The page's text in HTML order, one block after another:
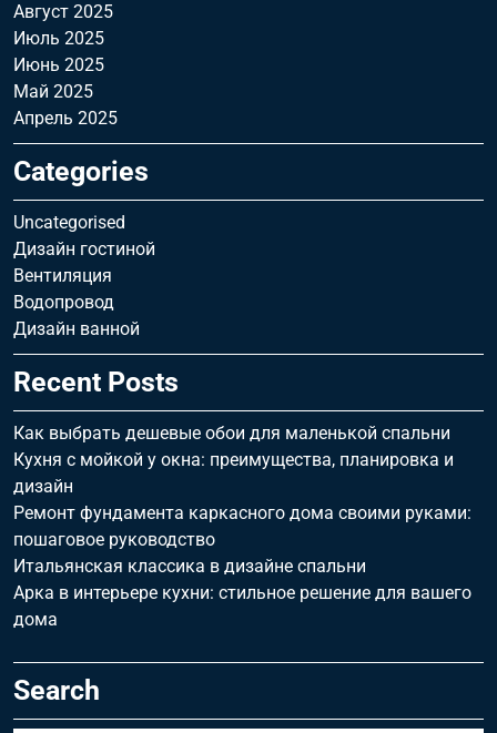
Август 2025
Июль 2025
Июнь 2025
Май 2025
Апрель 2025
Categories
Uncategorised
Дизайн гостиной
Вентиляция
Водопровод
Дизайн ванной
Recent Posts
Как выбрать дешевые обои для маленькой спальни
Кухня с мойкой у окна: преимущества, планировка и
дизайн
Ремонт фундамента каркасного дома своими руками:
пошаговое руководство
Итальянская классика в дизайне спальни
Арка в интерьере кухни: стильное решение для вашего
дома
Search